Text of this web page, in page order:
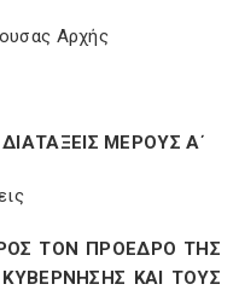
Αρχής
ΜΕΡΟΥΣ Α΄
ΤΟΝ ΠΡΟΕΔΡΟ ΤΗΣ
ΚΑΙ ΤΟΥΣ